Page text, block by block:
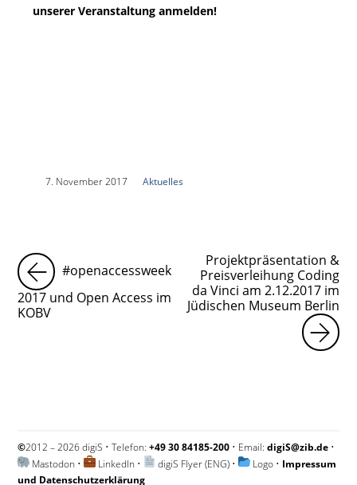
unserer Veranstaltung anmelden!
7. November 2017 Aktuelles
#openaccessweek
2017 und Open Access im
KOBV
Projektpräsentation &
Preisverleihung Coding
da Vinci am 2.12.2017 im
Jüdischen Museum Berlin
©2012 – 2026 digiS • Telefon:+49 30 84185-200 • Email:digiS@zib.de •
Mastodon • LinkedIn • digiS Flyer (ENG) • Logo • Impressum
und Datenschutzerklärung